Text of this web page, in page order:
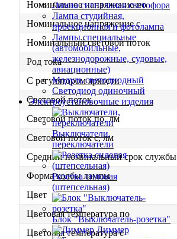
Лампа сигнальная светофора
Лампа студийная,
проекционная и фотолампа
Лампы специальные
(автомобильные,
железнодорожные, судовые,
авиационные)
Модуль светодиодный
Светодиод одиночный
Электроустановочные изделия
Выключатели,
переключатели
Розетка силовая
(штепсельная)
Блок "Выключатель-розетка"
Диммер
Номинальное напряжение по
Номинальное напряжение с
Номинальный световой поток
Род тока
С регулятором яркости
Световой поток
Световой поток по, лм
Световой поток с, лм
Средний номинальный срок службы
Форма колбы лампы
Цвет
Цветовая температура по
Цветовая температура с